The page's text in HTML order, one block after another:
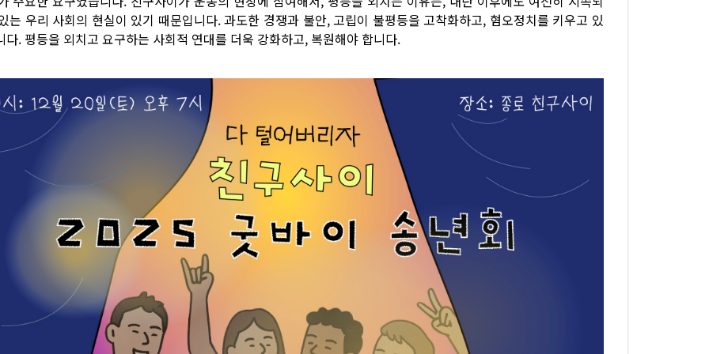
는 우리 사회의 현실이 있기 때문입니다. 과도한 경쟁과 불안, 고립이 불평등을 고착화하고, 혐오정치를 키우고 있
다. 평등을 외치고 요구하는 사회적 연대를 더욱 강화하고, 복원해야 합니다.